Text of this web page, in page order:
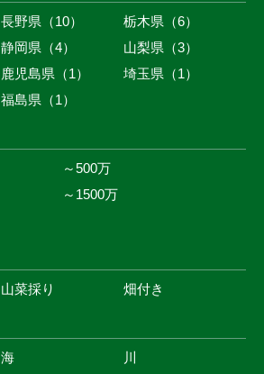
長野県（10）
栃木県（6）
静岡県（4）
山梨県（3）
鹿児島県（1）
埼玉県（1）
福島県（1）
～500万
～1500万
山菜採り 畑付き
海
川